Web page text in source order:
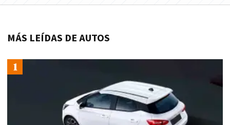
MÁS LEÍDAS DE AUTOS